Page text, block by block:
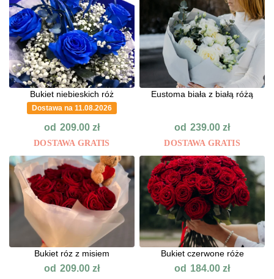
Bukiet niebieskich róż
Dostawa na 11.08.2026
od 209.00 zł
DOSTAWA GRATIS
Eustoma biała z białą różą
od 239.00zł
DOSTAWA GRATIS
Bukiet róz z misiem
od 209.00 zł
Bukiet czerwone róże
od 184.00zł